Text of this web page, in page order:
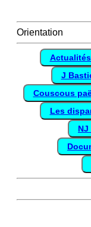
Orientation
J
Couscous
Les
NJ